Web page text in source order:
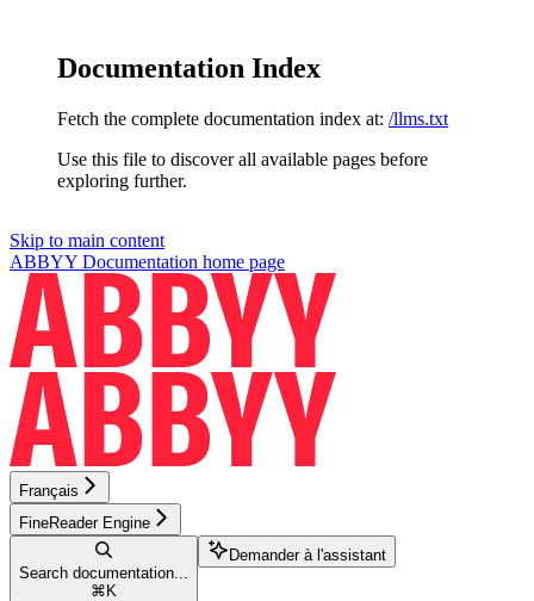
Documentation Index
Fetch the complete documentation index at: /llms.txt
Use this file to discover all available pages before
exploring further.
Skip to main content
ABBYY Documentation home page
Français
FineReader Engine
Search documentation...
⌘ K
Demander à l'assistant